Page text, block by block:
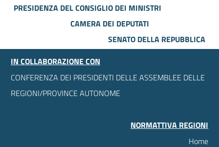
PRESIDENZA DEL CONSIGLIO DEI MINISTRI
CAMERA DEI DEPUTATI
SENATO DELLA REPUBBLICA
IN COLLABORAZIONE CON
CONFERENZA DEI PRESIDENTI DELLE ASSEMBLEE DELLE
REGIONI/PROVINCE AUTONOME
NORMATTIVA REGIONI
Home